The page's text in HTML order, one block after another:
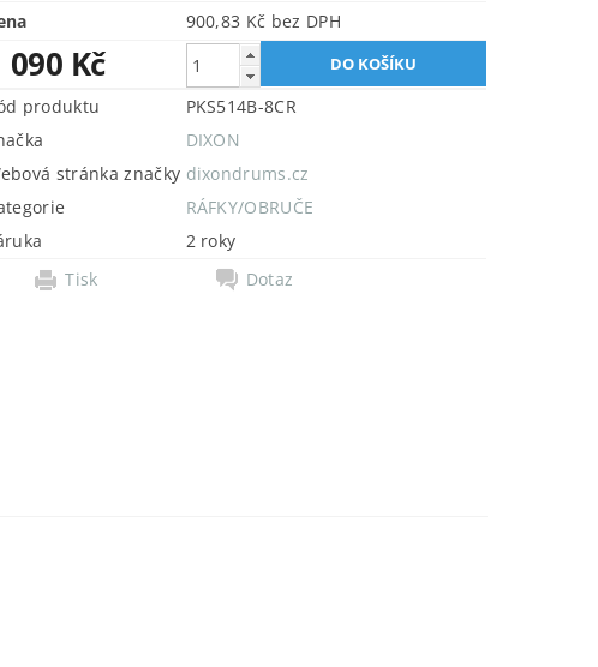
900,83 Kč bez DPH
090 Kč
produktu
PKS514B-8CR
DIXON
stránka značky dixondrums.cz
RÁFKY/OBRUČE
2 roky
Tisk
Dotaz